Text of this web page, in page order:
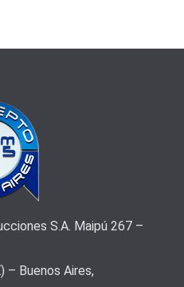
S.A. Maipú 267 –
– Buenos Aires,